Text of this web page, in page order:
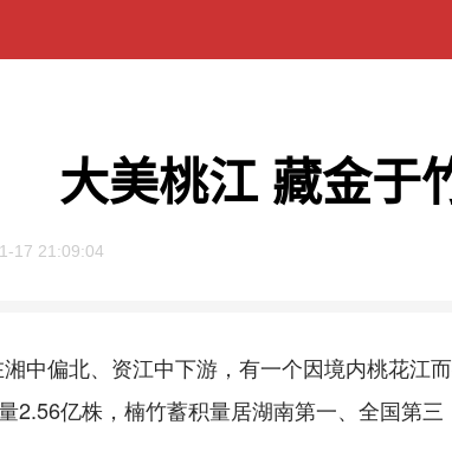
大美桃江 藏金于
17 21:09:04
偏北、资江中下游，有一个因境内桃花江
亿株，楠竹蓄积量居湖南第一、全国第三